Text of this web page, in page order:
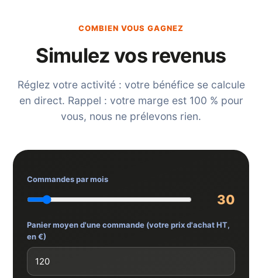
COMBIEN VOUS GAGNEZ
Simulez vos revenus
Réglez votre activité : votre bénéfice se calcule
en direct. Rappel : votre marge est 100 % pour
vous, nous ne prélevons rien.
Commandes par mois
30
Panier moyen d'une commande (votre prix d'achat HT,
en €)